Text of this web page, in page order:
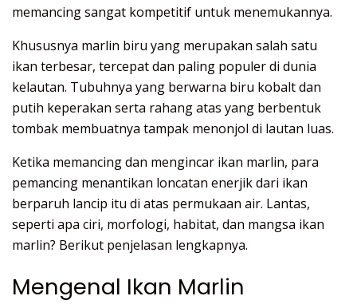
memancing sangat kompetitif untuk menemukannya.
Khususnya marlin biru yang merupakan salah satu
ikan terbesar, tercepat dan paling populer di dunia
kelautan. Tubuhnya yang berwarna biru kobalt dan
putih keperakan serta rahang atas yang berbentuk
tombak membuatnya tampak menonjol di lautan luas.
Ketika memancing dan mengincar ikan marlin, para
pemancing menantikan loncatan enerjik dari ikan
berparuh lancip itu di atas permukaan air. Lantas,
seperti apa ciri, morfologi, habitat, dan mangsa ikan
marlin? Berikut penjelasan lengkapnya.
Mengenal Ikan Marlin